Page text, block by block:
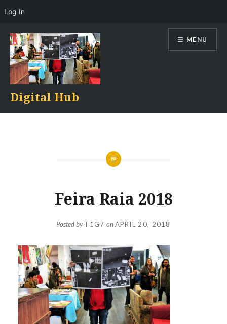
content
Digital Hub
MENU
Feira Raia 2018
Posted byT1G7 onAPRIL 20, 2018
Log In